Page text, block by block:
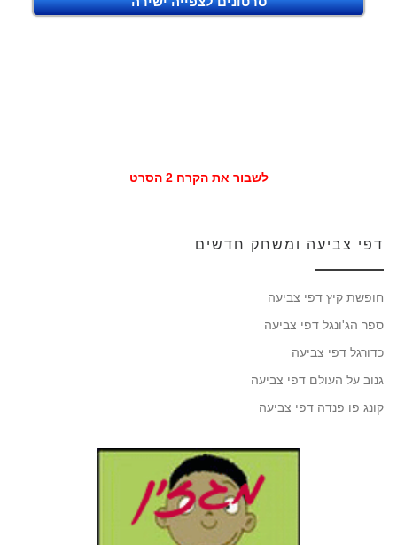
לשבור את הקרח 2 הסרט
דפי צביעה ומשחק חדשים
חופשת קיץ דפי צביעה
ספר הג'ונגל דפי צביעה
כדורגל דפי צביעה
גנוב על העולם דפי צביעה
קונג פו פנדה דפי צביעה